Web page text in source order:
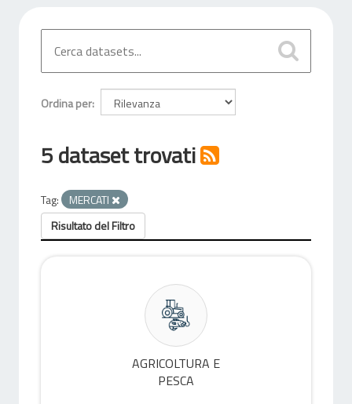
Ordina per
5 dataset trovati
Tag:
MERCATI
Risultato del Filtro
AGRICOLTURA E
PESCA